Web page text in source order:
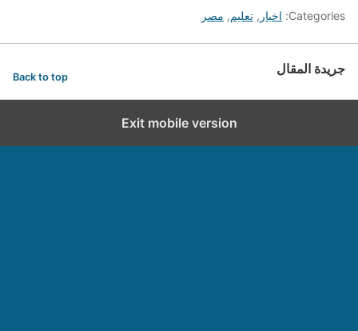
Categories: اخبار , تعليم, مصر
جريدة المقال Back to top
Exit mobile version